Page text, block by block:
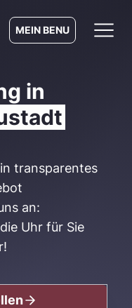
MEIN BENU
in
transparentes
an:
Uhr für Sie